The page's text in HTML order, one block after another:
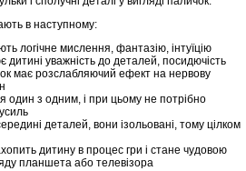
в наступному:
логічне мислення, фантазію, інтуїцію
уважність до деталей, посидючість
має розслабляючий ефект на нервову
один з одним, і при цьому не потрібно
деталей, вони ізольовані, тому цілком
дитину в процес гри і стане чудовою
планшета або телевізора